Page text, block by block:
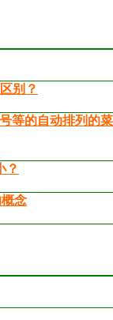
别？
等的自动排列的菜
？
念